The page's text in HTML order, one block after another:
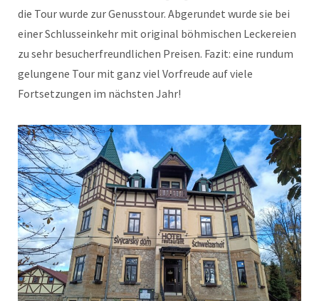
die Tour wurde zur Genusstour. Abgerundet wurde sie bei
einer Schlusseinkehr mit original böhmischen Leckereien
zu sehr besucherfreundlichen Preisen. Fazit: eine rundum
gelungene Tour mit ganz viel Vorfreude auf viele
Fortsetzungen im nächsten Jahr!